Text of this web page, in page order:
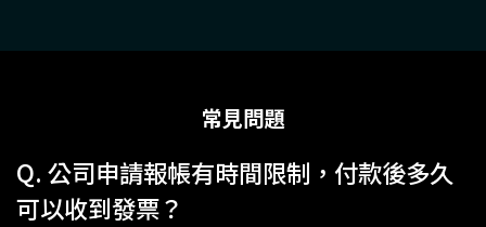
常見問題
Q. 公司申請報帳有時間限制，付款後多久
可以收到發票？